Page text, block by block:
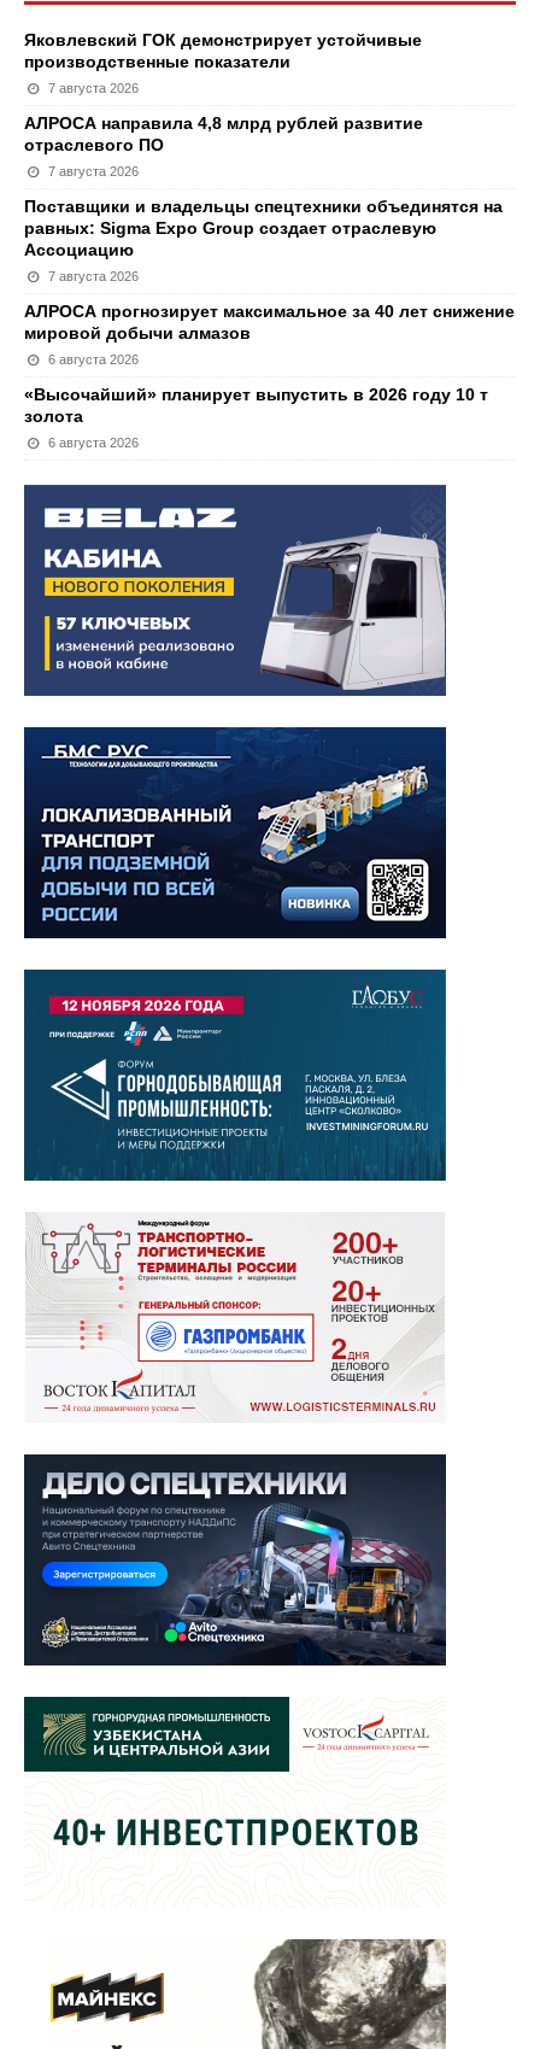
Яковлевский ГОК демонстрирует устойчивые
производственные показатели
7 августа 2026
АЛРОСА направила 4,8 млрд рублей развитие
отраслевого ПО
7 августа 2026
Поставщики и владельцы спецтехники объединятся на
равных: Sigma Expo Group создает отраслевую
Ассоциацию
7 августа 2026
АЛРОСА прогнозирует максимальное за 40 лет снижение
мировой добычи алмазов
6 августа 2026
«Высочайший» планирует выпустить в 2026 году 10 т
золота
6 августа 2026